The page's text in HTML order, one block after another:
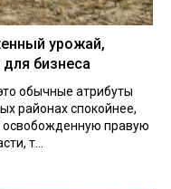
урожай,
бизнеса
обычные атрибуты
районах спокойнее,
правую
т...